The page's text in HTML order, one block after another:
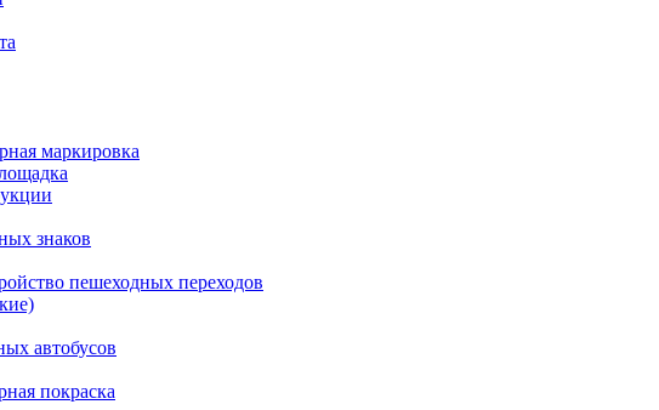
маркировка
знаков
пешеходных переходов
автобусов
покраска